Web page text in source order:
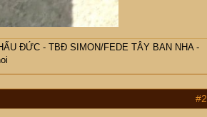
ĐỨC - TBĐ SIMON/FEDE TÂY BAN NHA -
#2